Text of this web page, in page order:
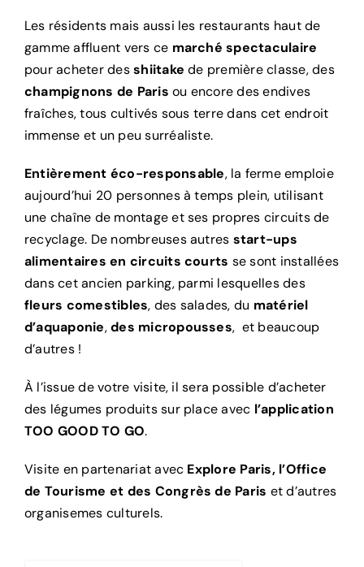
Les résidents mais aussi les restaurants haut de
gamme affluent vers ce marché spectaculaire
pour acheter desshiitake de première classe, des
champignons de Paris ou encore des endives
fraîches, tous cultivés sous terre dans cet endroit
immense et un peu surréaliste.
Entièrement éco-responsable, la ferme emploie
aujourd’hui 20 personnes à temps plein, utilisant
une chaîne de montage et ses propres circuits de
recyclage. De nombreuses autres start-ups
alimentaires en circuits courts se sont installées
dans cet ancien parking, parmi lesquelles des
fleurs comestibles, des salades, du matériel
d’aquaponie,des micropousses, et beaucoup
d’autres !
À l’issue de votre visite, il sera possible d’acheter
des légumes produits sur place avec l’application
TOO GOOD TO GO.
Visite en partenariat avec Explore Paris, l’Office
de Tourisme et des Congrès de Paris et d’autres
organisemes culturels.